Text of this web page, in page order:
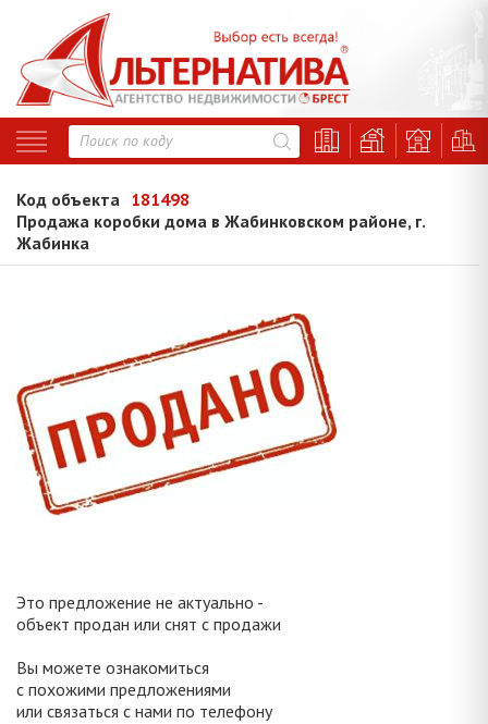
Код объекта 181498
Продажа коробки дома в Жабинковском районе, г.
Жабинка
Это предложение не актуально -
объект продан или снят с продажи
Вы можете ознакомиться
с похожими предложениями
или связаться с нами по телефону